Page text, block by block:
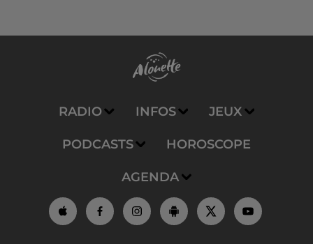
RADIO INFOS JEUX
PODCASTS HOROSCOPE
AGENDA